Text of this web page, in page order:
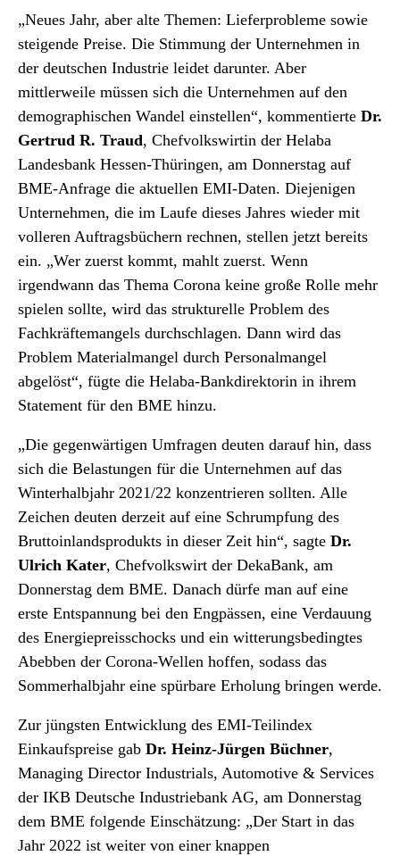
„Neues Jahr, aber alte Themen: Lieferprobleme sowie
steigende Preise. Die Stimmung der Unternehmen in
der deutschen Industrie leidet darunter. Aber
mittlerweile müssen sich die Unternehmen auf den
demographischen Wandel einstellen“, kommentierte Dr.
Gertrud R. Traud, Chefvolkswirtin der Helaba
Landesbank Hessen-Thüringen, am Donnerstag auf
BME-Anfrage die aktuellen EMI-Daten. Diejenigen
Unternehmen, die im Laufe dieses Jahres wieder mit
volleren Auftragsbüchern rechnen, stellen jetzt bereits
ein. „Wer zuerst kommt, mahlt zuerst. Wenn
irgendwann das Thema Corona keine große Rolle mehr
spielen sollte, wird das strukturelle Problem des
Fachkräftemangels durchschlagen. Dann wird das
Problem Materialmangel durch Personalmangel
abgelöst“, fügte die Helaba-Bankdirektorin in ihrem
Statement für den BME hinzu.
„Die gegenwärtigen Umfragen deuten darauf hin, dass
sich die Belastungen für die Unternehmen auf das
Winterhalbjahr 2021/22 konzentrieren sollten. Alle
Zeichen deuten derzeit auf eine Schrumpfung des
Bruttoinlandsprodukts in dieser Zeit hin“, sagte Dr.
Ulrich Kater, Chefvolkswirt der DekaBank, am
Donnerstag dem BME. Danach dürfe man auf eine
erste Entspannung bei den Engpässen, eine Verdauung
des Energiepreisschocks und ein witterungsbedingtes
Abebben der Corona-Wellen hoffen, sodass das
Sommerhalbjahr eine spürbare Erholung bringen werde.
Zur jüngsten Entwicklung des EMI-Teilindex
Einkaufspreise gab Dr. Heinz-Jürgen Büchner,
Managing Director Industrials, Automotive & Services
der IKB Deutsche Industriebank AG, am Donnerstag
dem BME folgende Einschätzung: „Der Start in das
Jahr 2022 ist weiter von einer knappen